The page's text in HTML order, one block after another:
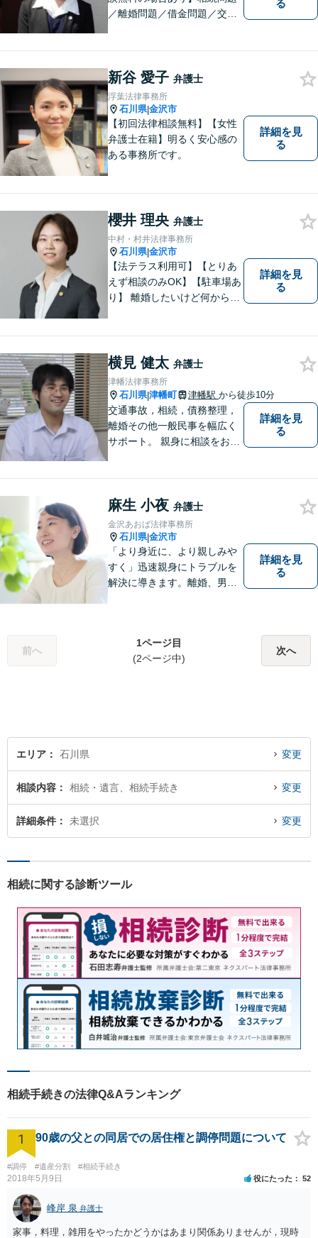
／離婚問題／借金問題／交通
ましたら、まずはお気軽にご
相談ください。
る
新谷 愛子 弁護士
浮葉法律事務所
石川県|金沢市
【初回法律相談無料】【女性
弁護士在籍】明るく安心感の
ある事務所です。
詳細を見
る
櫻井 理央 弁護士
中村・村井法律事務所
石川県|金沢市
【法テラス利用可】【とりあ
えず相談のみOK】【駐車場あ
り】 離婚したいけど何から始
詳細を見
る
横見 健太 弁護士
津幡法律事務所
石川県|津幡町 津幡駅 から徒歩10分
交通事故，相続，債務整理，
離婚その他一般民事を幅広く
サポート。 親身に相談をお聞
詳細を見
る
麻生 小夜 弁護士
金沢あおば法律事務所
石川県|金沢市
「より身近に、より親しみや
すく」迅速親身にトラブルを
解決に導きます。離婚、男女
にご相談ください。
詳細を見
る
前へ
1ページ目
(2ページ中)
次へ
エリア 石川県 変更
相談内容 相続・遺言、相続手続き 変更
詳細条件 未選択 変更
相続に関する診断ツール
相続手続きの法律Q&Aランキング
1 90歳の父との同居での居住権と調停問題について
#調停 #遺産分割 #相続手続き
2018年5月9日 役にたった 52
峰岸 泉 弁護士
家事，料理，雑用をやったかどうかはあまり関係ありませんが，現時